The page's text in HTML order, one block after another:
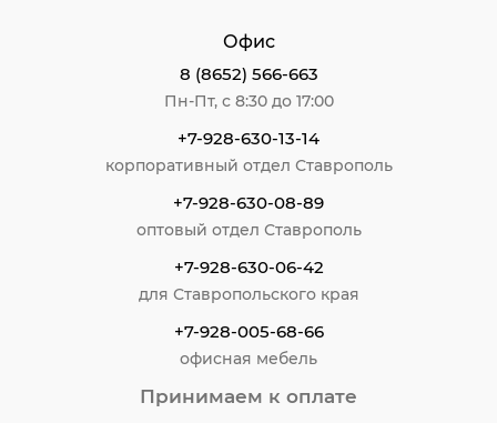
Офис
8 (8652) 566-663
Пн-Пт, с 8:30 до 17:00
+7-928-630-13-14
корпоративный отдел Ставрополь
+7-928-630-08-89
оптовый отдел Ставрополь
+7-928-630-06-42
для Ставропольского края
+7-928-005-68-66
офисная мебель
Принимаем к оплате